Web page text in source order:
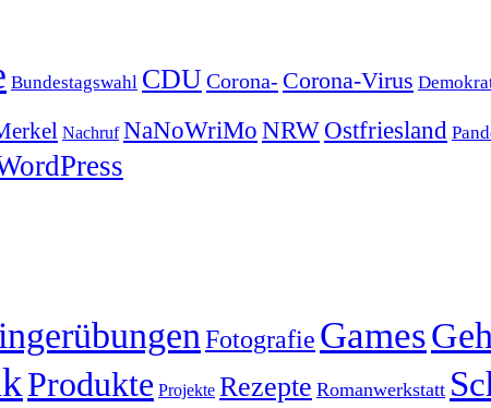
Bundestagswahl CDUCorona- Corona-Virus
Nachruf NaNoWriMo NRWOstfriesland
Fotografie Games
Produkte Projekte Rezepte Romanwerkstatt